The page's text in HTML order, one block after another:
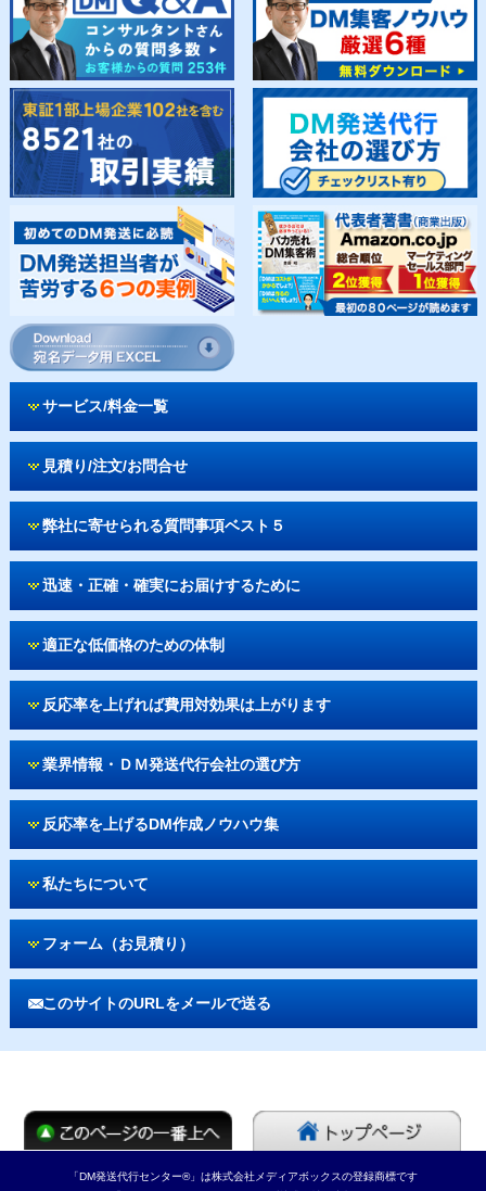
サービス/料金一覧
見積り/注文/お問合せ
弊社に寄せられる質問事項ベスト５
迅速・正確・確実にお届けするために
適正な低価格のための体制
反応率を上げれば費用対効果は上がります
業界情報・ＤＭ発送代行会社の選び方
反応率を上げるDM作成ノウハウ集
私たちについて
フォーム（お見積り）
このサイトのURLをメールで送る
「DM発送代行センター®」は株式会社メディアボックスの登録商標です